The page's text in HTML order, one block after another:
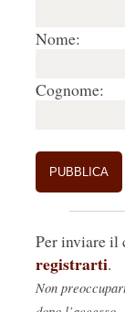
Nome:
Cognome:
Per inviare il
registrarti.
Non